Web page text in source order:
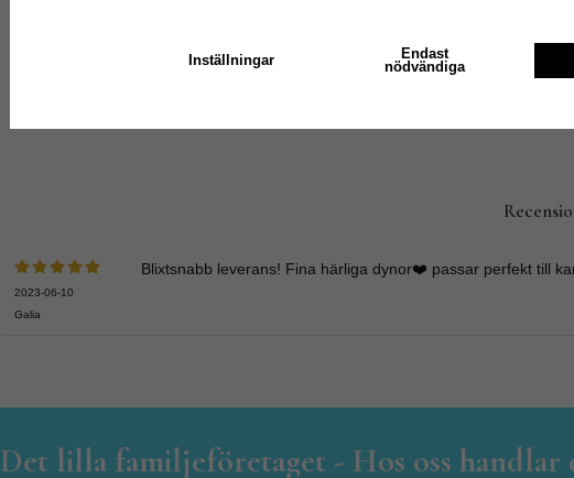
2023-06-10
Galia
Blixtsnabb leverans! Fina härliga dynor❤️ passar perfekt till
Det lilla familjeföretaget - Hos oss handlar
Inställningar
Endast
nödvändiga